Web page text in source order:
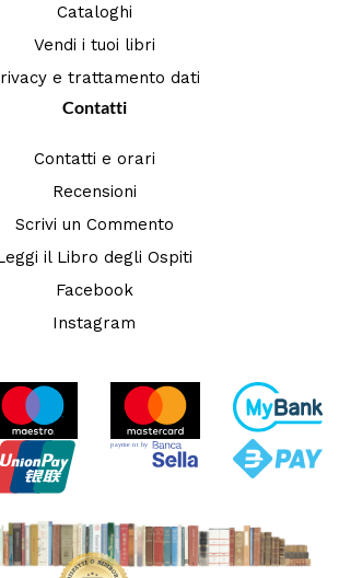
Cataloghi
Vendi i tuoi libri
e trattamento dati
Contatti
Contatti e orari
Recensioni
Scrivi un Commento
il Libro degli Ospiti
Facebook
Instagram